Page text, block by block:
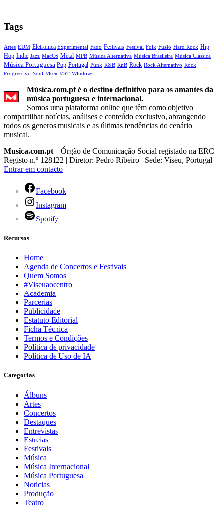
Tags
Artes EDM Eletronica Experimental Fado Festivais Festival Folk Fusão Hard Rock Hip
Hop Indie Jazz MacOS Metal MPB Música Alternativa Música Brasileira Música Clássica
Música Portuguesa Pop Portugal Punk R&B RnB Rock Rock Alternativo Rock
Progressivo Soul Viseu VST Windows
Música.com.pt é o destino definitivo para os amantes da
música portuguesa e internacional.
Somos uma plataforma online que têm como objetivo
compartilhar notícias, análises e conteúdo exclusivo, abrangendo
todos os generos musicais e as últimas tendências do cenário
musical.
Musica.com.pt – Órgão de Comunicação Social registado na ERC
Registo n.º 128122 | Diretor: Pedro Ribeiro | Sede: Viseu, Portugal |
Entrar em contacto
Facebook
Instagram
Spotify
Recursos
Home
Agenda de Concertos e Festivais
Quem Somos
#Viseuaocentro
Academia
Parcerias
Publicidade
Estatuto Editorial
Ficha Técnica
Termos e Condições
Política de privacidade
Política de Uso de IA
Categorias
Álbuns
Artes
Concertos
Destaques
Entrevistas
Estreias
Festivais
Música
Música Internacional
Música Portuguesa
Noticias
Produção
Teatro